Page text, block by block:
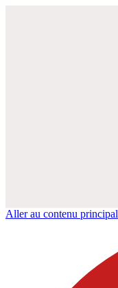
Aller au contenu principal